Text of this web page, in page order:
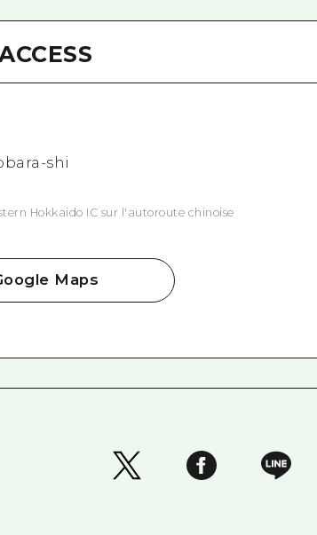
shi
Hokkaido IC sur l'autoroute chinoise
Maps